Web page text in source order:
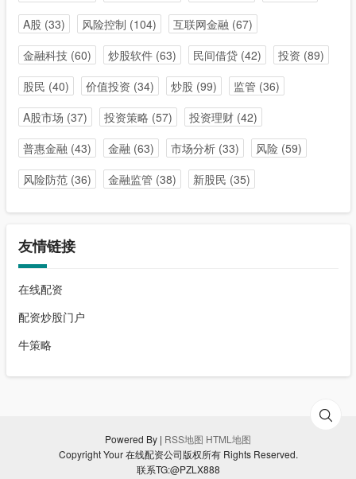
A股 (33) 风险控制 (104) 互联网金融 (67)
金融科技(60) 炒股软件(63) 民间借贷(42) 投资 (89)
股民 (40) 价值投资 (34) 炒股 (99) 监管 (36)
A股市场 (37) 投资策略 (57) 投资理财(42)
普惠金融 (43) 金融 (63) 市场分析(33) 风险(59)
风险防范(36) 金融监管 (38) 新股民 (35)
友情链接
在线配资
配资炒股门户
牛策略
Powered By | RSS地图 HTML地图
Copyright Your 在线配资公司版权所有 Rights Reserved.
联系TG:@PZLX888